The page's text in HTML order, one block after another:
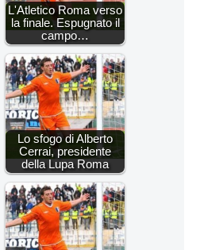
L'Atletico Roma verso
la finale. Espugnato il
campo…
Lo sfogo di Alberto
Cerrai, presidente
della Lupa Roma